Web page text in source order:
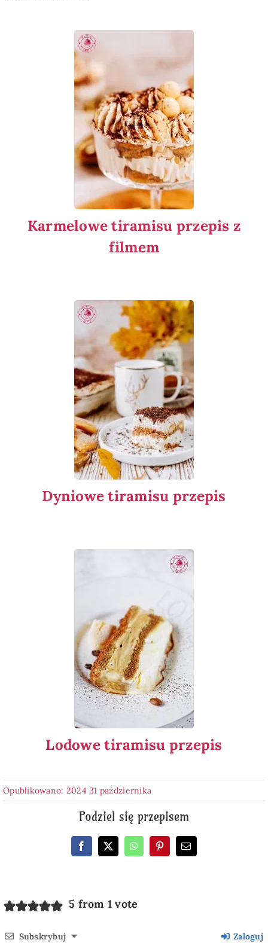
Karmelowe tiramisu przepis z
filmem
Dyniowe tiramisu przepis
Lodowe tiramisu przepis
Opublikowano: 2024 31 października
Podziel się przepisem
5 from 1 vote
Subskrybuj Zaloguj